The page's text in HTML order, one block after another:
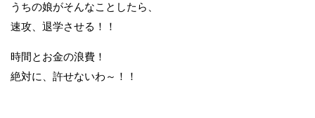
うちの娘がそんなことしたら、
速攻、退学させる！！
時間とお金の浪費！
絶対に、許せないわ～！！